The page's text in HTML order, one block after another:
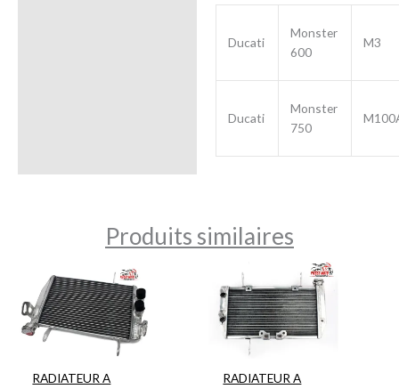
Ducati
Monster
600
M3
Ducati
Monster
750
Produits similaires
RADIATEUR A
RADIATEUR A